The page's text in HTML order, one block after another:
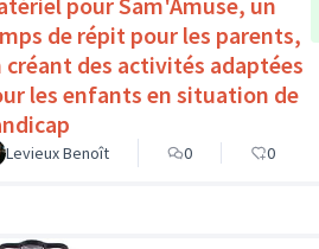
de répit pour les parents,
créant des activités adaptées
les enfants en situation de
Levieux Benoît 0 0